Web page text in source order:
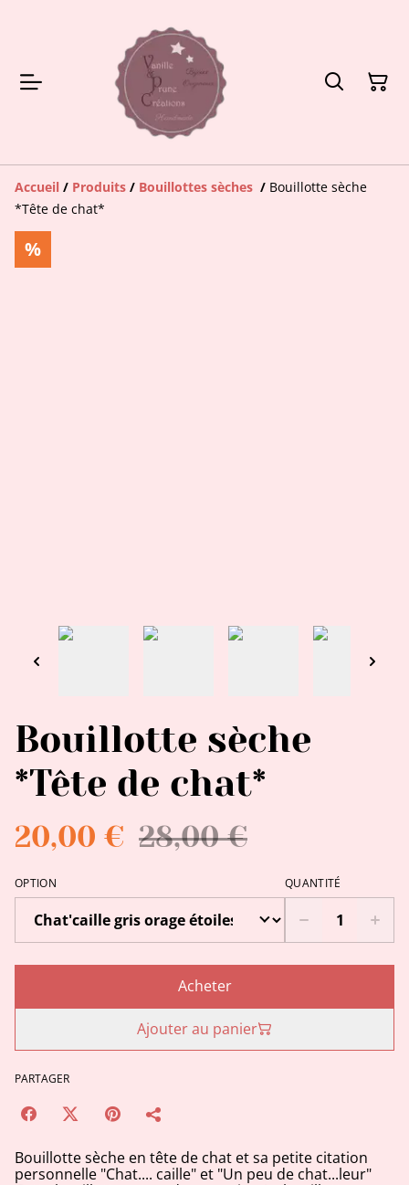
Accueil / Produits / Bouillottes sèches / Bouillotte sèche
*Tête de chat*
%
Bouillotte sèche
*Tête de chat*
20,00 € 28,00 €
OPTION QUANTITÉ
Acheter
Ajouter au panier
PARTAGER
Bouillotte sèche en tête de chat et sa petite citation
personnelle "Chat.... caille" et "Un peu de chat...leur"